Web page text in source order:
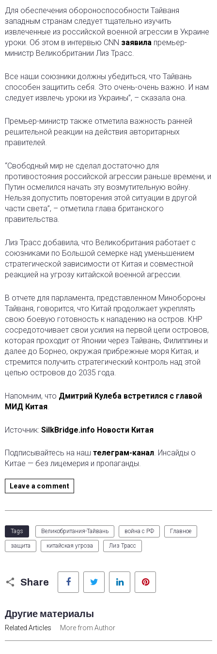
Для обеспечения обороноспособности Тайваня
западным странам следует тщательно изучить
извлеченные из российской военной агрессии в Украине
уроки. Об этом в интервью CNN заявила премьер-
министр Великобритании Лиз Трасс.
Все наши союзники должны убедиться, что Тайвань
способен защитить себя. Это очень-очень важно. И нам
следует извлечь уроки из Украины”, – сказала она.
Премьер-министр также отметила важность ранней
решительной реакции на действия авторитарных
правителей.
“Свободный мир не сделал достаточно для
противостояния российской агрессии раньше времени, и
Путин осмелился начать эту возмутительную войну.
Нельзя допустить повторения этой ситуации в другой
части света”, – отметила глава британского
правительства.
Лиз Трасс добавила, что Великобритания работает с
союзниками по Большой семерке над уменьшением
стратегической зависимости от Китая и совместной
реакцией на угрозу китайской военной агрессии.
В отчете для парламента, представленном Минобороны
Тайваня, говорится, что Китай продолжает укреплять
свою боевую готовность к нападению на остров. КНР
сосредоточивает свои усилия на первой цепи островов,
которая проходит от Японии через Тайвань, Филиппины и
далее до Борнео, окружая прибрежные моря Китая, и
стремится получить стратегический контроль над этой
цепью островов до 2035 года.
Напомним, что Дмитрий Кулеба встретился с главой
МИД Китая.
Источник: SilkBridge.info Новости Китая
Подписывайтесь на наш телеграм-канал. Инсайды о
Китае — без лицемерия и пропаганды.
Leave a comment
Tags Великобритания-Тайвань война с РФ Главное
защита китайская угроза Лиз Трасс
Share
Facebook Twitter LinkedIn
Другие материалы
Related Articles More from Author